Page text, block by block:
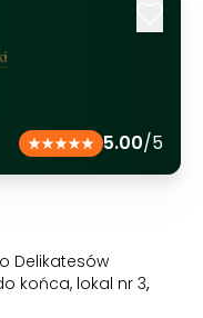
5.00/5
Delikatesów
końca, lokal nr 3,